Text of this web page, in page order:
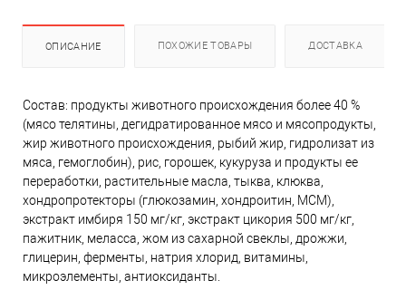
ОПИСАНИЕ ПОХОЖИЕ ТОВАРЫ ДОСТАВКА
Состав: продукты животного происхождения более 40 %
(мясо телятины, дегидратированное мясо и мясопродукты,
жир животного происхождения, рыбий жир, гидролизат из
мяса, гемоглобин), рис, горошек, кукуруза и продукты ее
переработки, растительные масла, тыква, клюква,
хондропротекторы (глюкозамин, хондроитин, МСМ),
экстракт имбиря 150 мг/кг, экстракт цикория 500 мг/кг,
пажитник, меласса, жом из сахарной свеклы, дрожжи,
глицерин, ферменты, натрия хлорид, витамины,
микроэлементы, антиоксиданты.